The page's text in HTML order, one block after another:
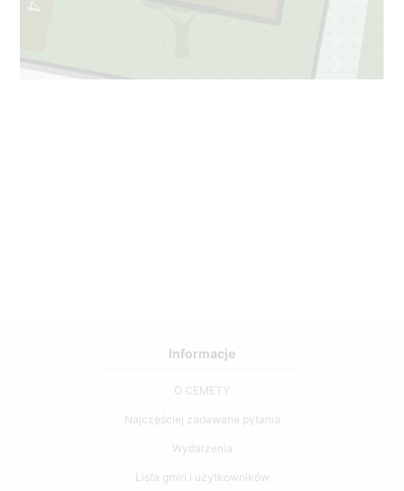
4
Informacje
O CEMETY
Najczęściej zadawane pytania
Wydarzenia
Lista gmin i użytkowników